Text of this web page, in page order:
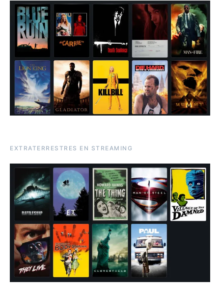
EXTRATERRESTRES EN STREAMING